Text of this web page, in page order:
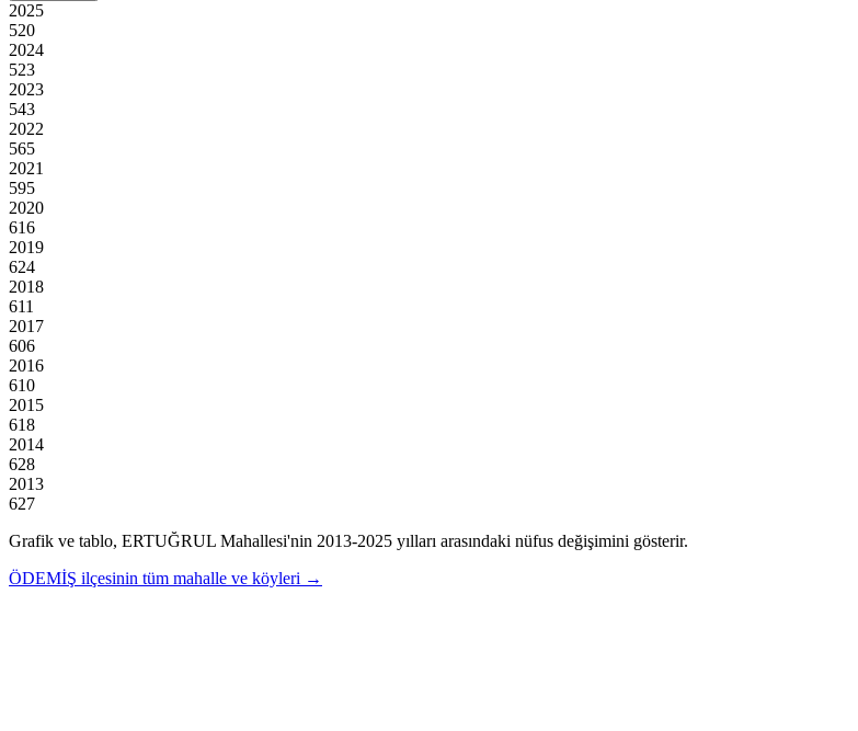
2025
520
2024
523
2023
543
2022
565
2021
595
2020
616
2019
624
2018
611
2017
606
2016
610
2015
618
2014
628
2013
627
Grafik ve tablo, ERTUĞRUL Mahallesi'nin 2013-2025 yılları arasındaki nüfus değişimini gösterir.
ÖDEMİŞ ilçesinin tüm mahalle ve köyleri →